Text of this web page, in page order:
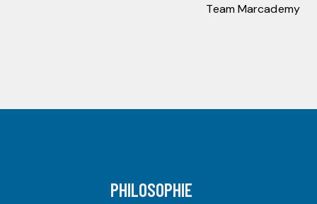
Team Marcademy
PHILOSOPHIE